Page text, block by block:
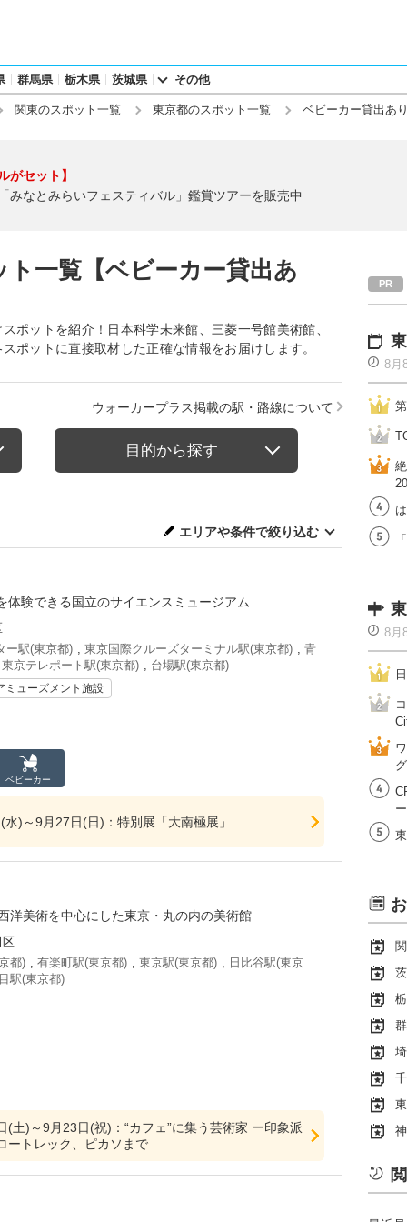
群馬県 栃木県 茨城県 その他
関東のスポット一覧 東京都のスポット一覧 ベビーカー貸出あ
がセット】
みなとみらいフェスティバル」鑑賞ツアーを販売中
一覧【ベビーカー貸出あ
ポットを紹介！日本科学未来館、三菱一号館美術館、
ポットに直接取材した正確な情報をお届けします。
ウォーカープラス掲載の駅・路線について
目的から探す
エリアや条件で絞り込む
体験できる国立のサイエンスミュージアム
ー駅(東京都) , 東京国際クルーズターミナル駅(東京都) , 青
東京テレポート駅(東京都) , 台場駅(東京都)
ミューズメント施設
ベビーカー
)～9月27日(日)：特別展「大南極展」
洋美術を中心にした東京・丸の内の美術館
都) , 有楽町駅(東京都) , 東京駅(東京都) , 日比谷駅(東京
駅(東京都)
(土)～9月23日(祝)：“カフェ”に集う芸術家 ー印象派
ートレック、ピカソまで
8月
8月